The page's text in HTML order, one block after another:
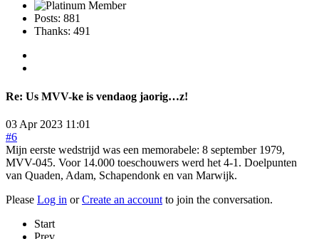
Posts: 881
Thanks: 491
Re: Us MVV-ke is vendaog jaorig…z!
03 Apr 2023 11:01
#6
Mijn eerste wedstrijd was een memorabele: 8 september 1979,
MVV-045. Voor 14.000 toeschouwers werd het 4-1. Doelpunten
van Quaden, Adam, Schapendonk en van Marwijk.
Please Log in orCreate an account to join the conversation.
Start
Prev